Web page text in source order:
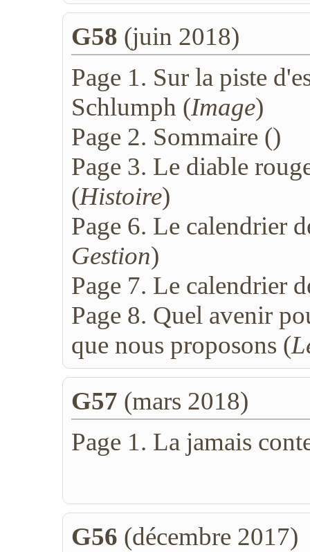
G58 (juin 2018)
Page 1. Sur la piste
Schlumph (Image)
Page 2. Sommaire ()
Page 3. Le diable
(Histoire)
Page 6. Le calendrier
Gestion)
Page 7. Le calendrier
Page 8. Quel avenir
que nous proposons (
G57 (mars 2018)
Page 1. La jamais
G56 (décembre 2017)